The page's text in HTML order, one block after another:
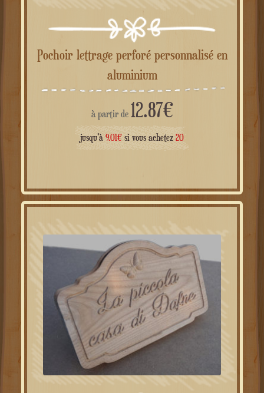
Pochoir lettrage perforé personnalisé en
aluminium
à partir de 12.87€
jusqu'à 9.01€ si vous achetez 20